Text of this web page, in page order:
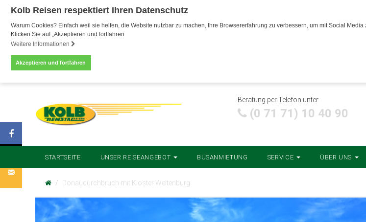
Kolb Reisen respektiert Ihren Datenschutz
Warum Cookies? Einfach weil sie helfen, die Website nutzbar zu machen, Ihre Browsererfahrung zu verbessern, um mit Social
Klicken Sie auf „Akzeptieren und fortfahren
Weitere Informationen
Akzeptieren und fortfahren
Beratung per Telefon unter
(0 71 71) 10 40 90
STARTSEITE UNSER REISEANGEBOT BUSANMIETUNG SERVICE ÜBER UNS
Donaudurchbruch mit Kloster Weltenburg